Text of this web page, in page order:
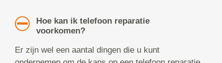
Hoe kan ik telefoon reparatie
voorkomen?
Er zijn wel een aantal dingen die u kunt